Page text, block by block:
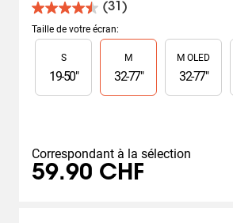
(31)
4.5
sur
5
étoiles.
avis
Taille de votre écran:
Slide 1 of 4
S
19-50"
M
32-77"
M OLED
32-77"
Correspondant à la sélection
59.90 CHF